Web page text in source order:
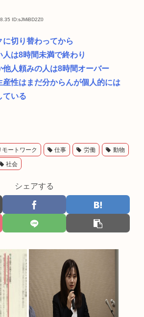
ID:sJMiBD2Z0
に切り替わってから
人は8時間未満で終わり
他人頼みの人は8時間オーバー
産性はまだ分からんが個人的には
ている
モートワーク 仕事 労働 動物
社会
シェアする